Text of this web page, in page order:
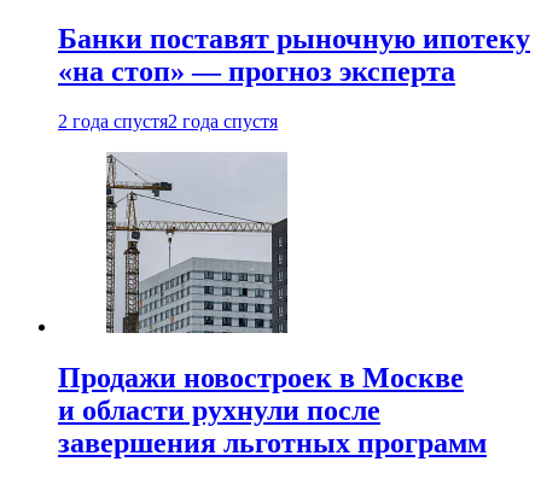
Банки поставят рыночную ипотеку
«на стоп» — прогноз эксперта
2 года спустя2 года спустя
Продажи новостроек в Москве
и области рухнули после
завершения льготных программ